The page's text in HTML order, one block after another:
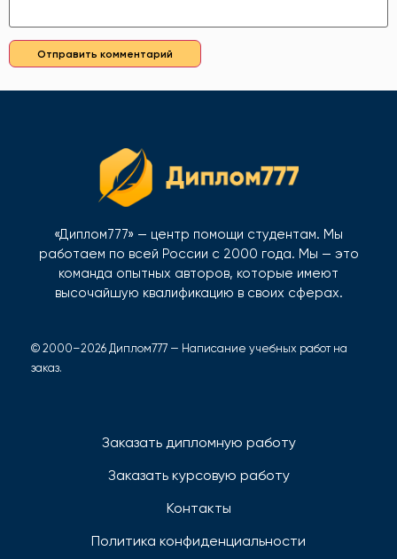
«Диплом777» — центр помощи студентам. Мы
работаем по всей России с 2000 года. Мы — это
команда опытных авторов, которые имеют
высочайшую квалификацию в своих сферах.
© 2000–2026 Диплом777 — Написание учебных работ на
заказ.
Заказать дипломную работу
Заказать курсовую работу
Контакты
Политика конфиденциальности